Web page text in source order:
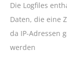
Die Logfiles
Daten, die eine
da IP-Adressen
werden